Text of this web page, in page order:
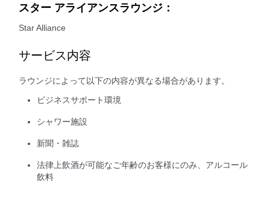
スター アライアンスラウンジ：
Star Alliance
サービス内容
ラウンジによって以下の内容が異なる場合があります。
ビジネスサポート環境
シャワー施設
新聞・雑誌
法律上飲酒が可能なご年齢のお客様にのみ、アルコール
飲料